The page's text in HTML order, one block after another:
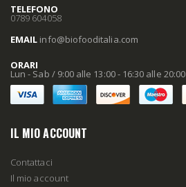
TELEFONO
0789 604058
EMAIL info@biofooditalia.com
ORARI
Lun - Sab / 9:00 alle 13:00 - 16:30 alle 20:00
IL MIO ACCOUNT
Contattaci
Il mio account